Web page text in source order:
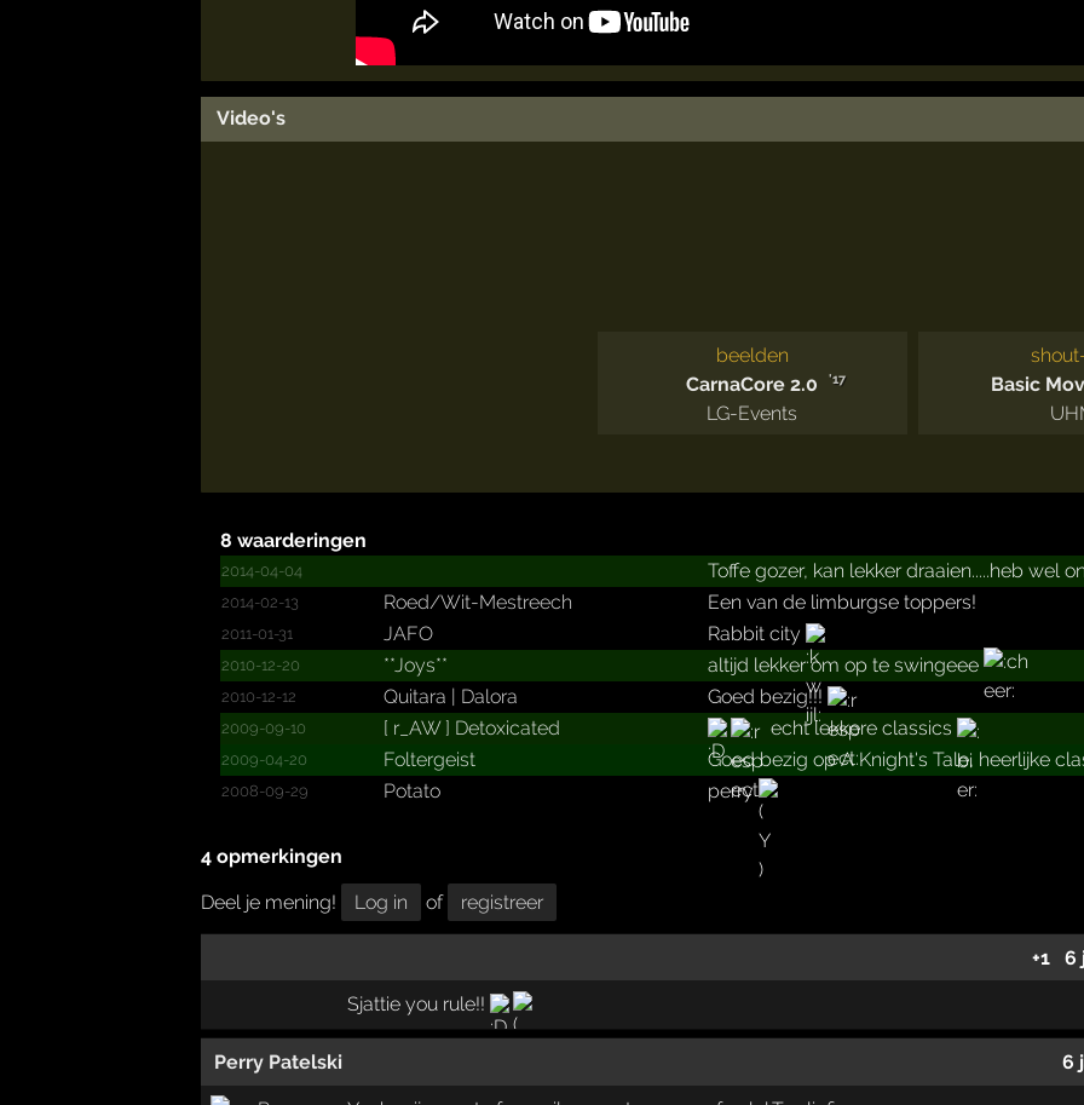
Video's
beelden
CarnaCore 2.0
'17
LG-Events
Basic
8 waarderingen
2014-04-04 Toffe gozer, kan lekker draaien.....heb wel
2014-02-13 Roed/­Wit-Mestreech Een van de limburgse toppers!
2011-01-31 JAFO Rabbit city
2010-12-20 **Joys** altijd lekker om op te swingeee
2010-12-12 Quitara | Dalora Goed bezig!!!
2009-09-10 [ r_­AW ] Detoxicated echt lekkere classics
2009-04-20 Foltergeist Goed bezig op A Knight's Tale, heerlijke
2008-09-29 Potato perry
4 opmerkingen
Deel je mening!
Log in of registreer
+1 6
Sjattie you rule!!
Perry Patelski 6